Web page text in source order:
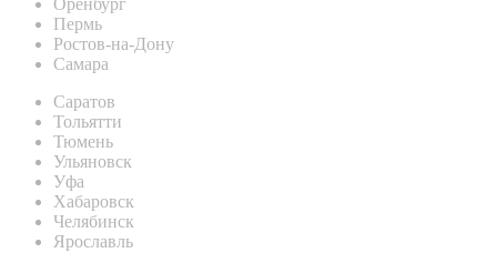
Оренбург
Пермь
Ростов-на-Дону
Самара
Саратов
Тольятти
Тюмень
Ульяновск
Уфа
Хабаровск
Челябинск
Ярославль